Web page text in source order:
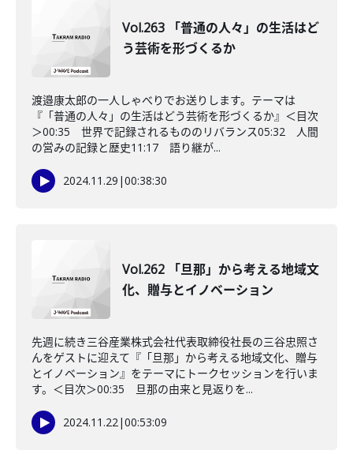
Vol.263 「普通の人々」の生活はど
う芸術を形づくるか
渡邉康太郎の一人しゃべりでお送りします。テーマは
『「普通の人々」の生活はどう芸術を形づくるか』＜目次
＞00:35 世界で記録されるもののリバランス05:32 人間
の営みの記録と歴史11:17 語り継が...
2024.11.29 |00:38:30
Vol.262 「旦那」から考える地域文
化、贈与とイノベーション
先週に続き三谷産業株式会社代表取締役社長の三谷忠照さ
んをゲストに迎えて『「旦那」から考える地域文化、贈与
とイノベーション』をテーマにトークセッションを行いま
す。＜目次＞00:35 旦那の由来と見返りを...
2024.11.22|00:53:09